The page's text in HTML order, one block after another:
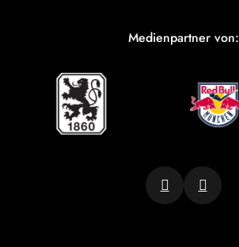
Medienpartner von: